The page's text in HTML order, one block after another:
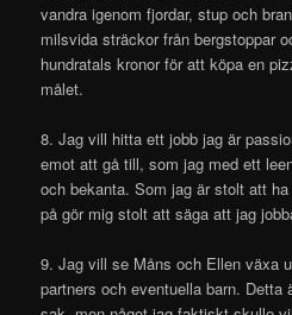
vandra igenom fjordar, stup och
milsvida sträckor från bergstoppar
hundratals kronor för att köpa en
målet.
8. Jag vill hitta ett jobb jag är
emot att gå till, som jag med ett
och bekanta. Som jag är stolt att
på gör mig stolt att säga att jag
9. Jag vill se Måns och Ellen växa
partners och eventuella barn. Detta